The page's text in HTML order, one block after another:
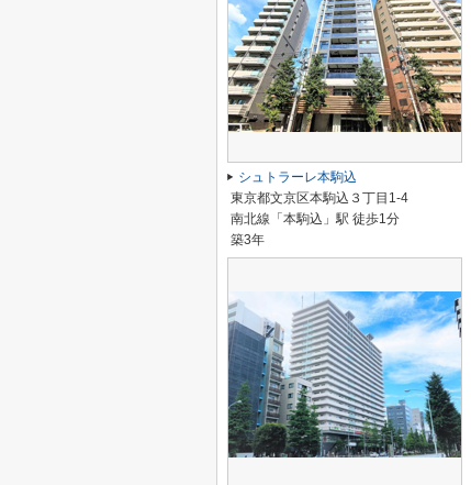
シュトラーレ本駒込
東京都文京区本駒込３丁目1-4
南北線「本駒込」駅 徒歩1分
築3年